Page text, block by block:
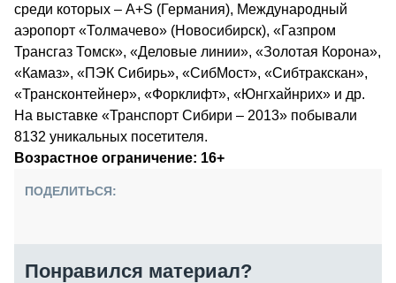
среди которых – A+S (Германия), Международный
аэропорт «Толмачево» (Новосибирск), «Газпром
Трансгаз Томск», «Деловые линии», «Золотая Корона»,
«Камаз», «ПЭК Сибирь», «СибМост», «Сибтракскан»,
«Трансконтейнер», «Форклифт», «Юнгхайнрих» и др.
На выставке «Транспорт Сибири – 2013» побывали
8132 уникальных посетителя.
Возрастное ограничение: 16+
ПОДЕЛИТЬСЯ:
Понравился материал?